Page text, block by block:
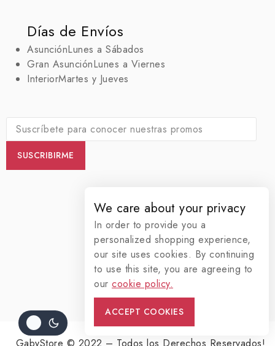
Días de Envíos
AsunciónLunes a Sábados
Gran AsunciónLunes a Viernes
InteriorMartes y Jueves
We care about your privacy
In order to provide you a
personalized shopping experience,
our site uses cookies. By continuing
to use this site, you are agreeing to
our cookie policy.
ACCEPT COOKIES